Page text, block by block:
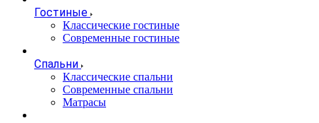
Гостиные
Классические гостиные
Современные гостиные
Спальни
Классические спальни
Современные спальни
Матрасы